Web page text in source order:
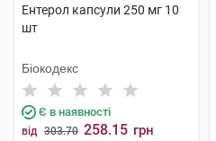
Ентерол капсули 250 мг 10
шт
Біокодекс
Є в наявності
від 303.70 258.15 грн